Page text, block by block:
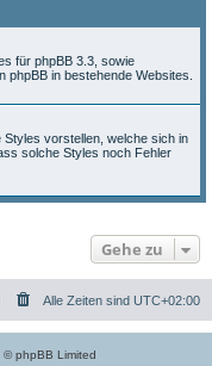
für phpBB 3.3, sowie
phpBB in bestehende Websites.
Styles vorstellen, welche sich in
solche Styles noch Fehler
Gehe zu
Alle Zeiten sind UTC+02:00
© phpBB Limited